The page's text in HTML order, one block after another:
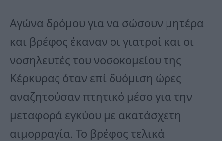
Αγώνα δρόμου για να σώσουν μητέρα
και βρέφος έκαναν οι γιατροί και οι
νοσηλευτές του νοσοκομείου της
Κέρκυρας όταν επί δυόμιση ώρες
αναζητούσαν πτητικό μέσο για την
μεταφορά εγκύου με ακατάσχετη
αιμορραγία. Το βρέφος τελικά